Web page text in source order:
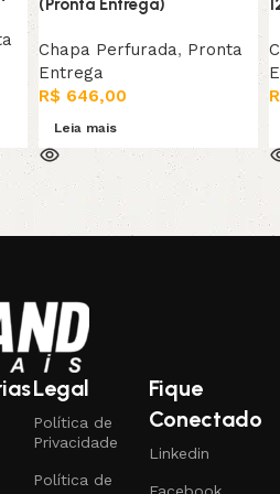
(Pronta Entrega)
Chapa Perfurada, Pronta
Entrega
R$ 646,00
Leia mais
Legal
Política de
Privacidade
Política de
Fique
Conectado
Linkedin